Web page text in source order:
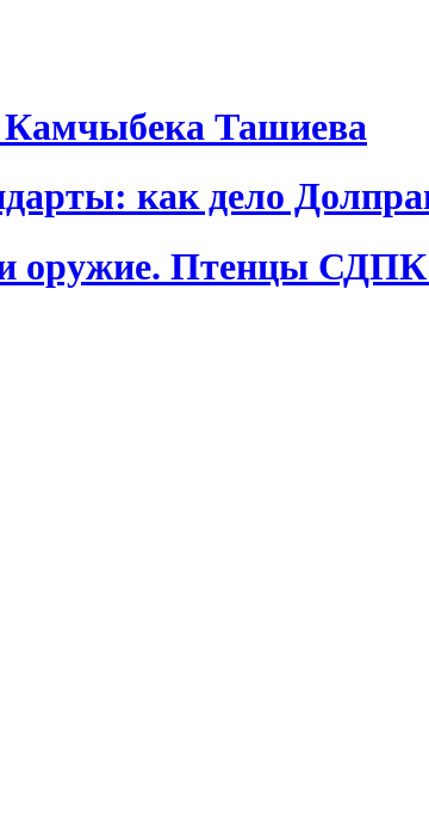
Камчыбека Ташиева
как дело
оружие. Птенцы СДПК